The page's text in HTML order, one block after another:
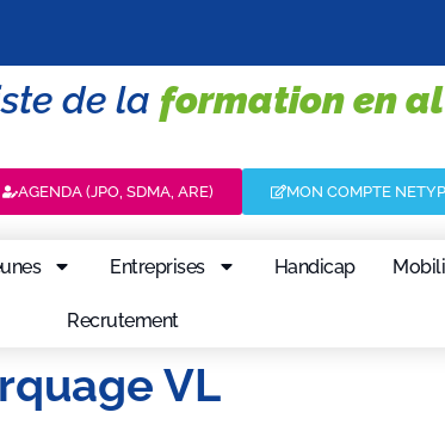
de la formation en
AGENDA (JPO, SDMA, ARE) MON COMPTE
Entreprises Handicap
Recrutement
VL